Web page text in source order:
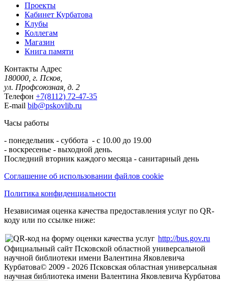
Проекты
Кабинет Курбатова
Клубы
Коллегам
Магазин
Книга памяти
Контакты Адрес
180000, г. Псков,
ул. Профсоюзная, д. 2
Телефон +7(8112) 72-47-35
E-mail bib@pskovlib.ru
Часы работы
- понедельник - суббота - с 10.00 до 19.00
- воскресенье - выходной день.
Последний вторник каждого месяца - санитарный день
Соглашение об использовании файлов cookie
Политика конфиденциальности
Независимая оценка качества предоставления услуг по QR-
коду или по ссылке ниже:
http://bus.gov.ru
Официальный сайт Псковской областной универсальной
научной библиотеки имени Валентина Яковлевича
Курбатова© 2009 - 2026 Псковская областная универсальная
научная библиотека имени Валентина Яковлевича Курбатова